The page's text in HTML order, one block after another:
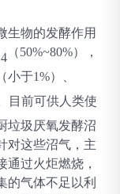
生物的发酵作用
4 （50%~80%），
（小于1%）、
目前可供人类使
垃圾厌氧发酵沼
对这些沼气，主
过火炬燃烧，
的气体不足以利